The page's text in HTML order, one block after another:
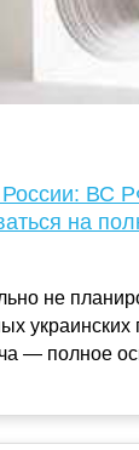
ВС
на
не
украинских
— полное